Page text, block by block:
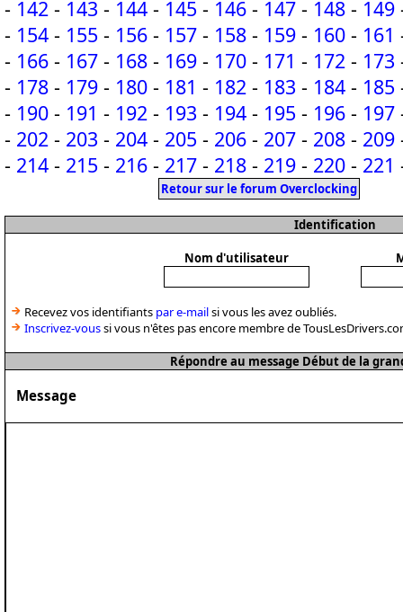
- 142 - 143 - 144 - 145 - 146 - 147 - 148 - 149
- 154 - 155 - 156 - 157 - 158 - 159 - 160 - 161
- 166 - 167 - 168 - 169 - 170 - 171 - 172 - 173
- 178 - 179 - 180 - 181 - 182 - 183 - 184 - 185
- 190 - 191 - 192 - 193 - 194 - 195 - 196 - 197
- 202 - 203 - 204 - 205 - 206 - 207 - 208 - 209
- 214 - 215 - 216 - 217 - 218 - 219 - 220 - 221
Retour sur le forum Overclocking
Identification
Nom d'utilisateur
Recevez vos identifiants par e-mailsi vous les avez oubliés.
Inscrivez-voussi vous n'êtes pas encore membre de
Répondre au message Début de la
Message